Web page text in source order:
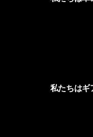
私たちはギ